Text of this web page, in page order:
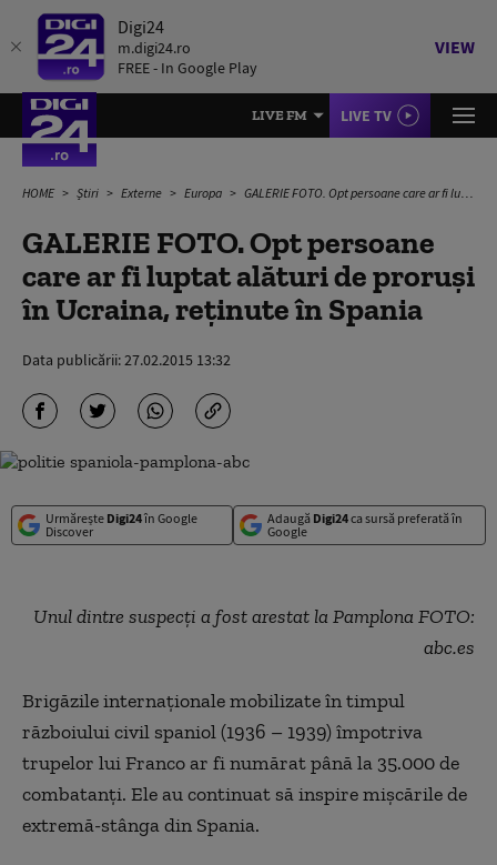
Digi24
m.digi24.ro
FREE - In Google Play
VIEW
LIVE FM LIVE TV
HOME Știri Externe Europa GALERIE FOTO. Opt persoane care ar fi luptat alături de proruși în Ucraina, reținute în Spania
GALERIE FOTO. Opt persoane
care ar fi luptat alături de proruși
în Ucraina, reținute în Spania
Data publicării:27.02.2015 13:32
Urmărește Digi24în Google
Discover
Adaugă Digi24ca sursă preferată în
Google
Unul dintre suspecți a fost arestat la Pamplona FOTO:
abc.es
Brigăzile internaționale mobilizate în timpul
războiului civil spaniol (1936 – 1939) împotriva
trupelor lui Franco ar fi numărat până la 35.000 de
combatanți. Ele au continuat să inspire mișcările de
extremă-stânga din Spania.